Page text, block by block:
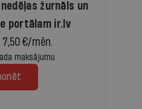
žurnāls un
portālam ir.lv
€/mēn.
maksājumu